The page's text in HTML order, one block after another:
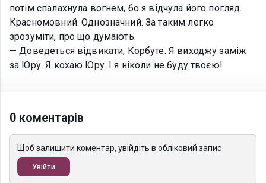
потім спалахнула вогнем, бо я відчула його погляд.
Красномовний. Однозначний. За таким легко
зрозуміти, про що думають.
— Доведеться відвикати, Корбуте. Я виходжу заміж
за Юру. Я кохаю Юру. І я ніколи не буду твоєю!
0 коментарів
Щоб залишити коментар, увійдіть в обліковий запис
Увійти